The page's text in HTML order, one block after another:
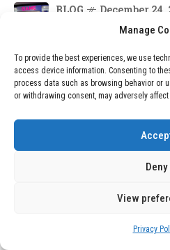
Manage
To provide the best experiences, we use
access device information. Consenting to
process data such as browsing behavior or
or withdrawing consent, may adversely
Deny
View
Privacy
BLOG December 24,
GAME se Une a
Geolocalizadas,
2026
BLOG December 24,
de Ancianos de
Menos Dos
Vídeo impactante: